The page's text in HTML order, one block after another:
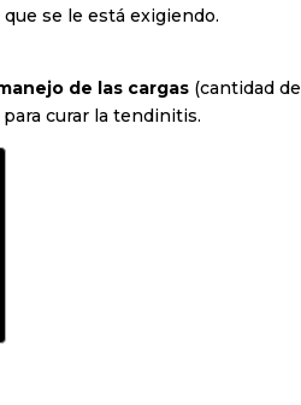
que se le está exigiendo.
de las cargas (cantidad
para curar la tendinitis.